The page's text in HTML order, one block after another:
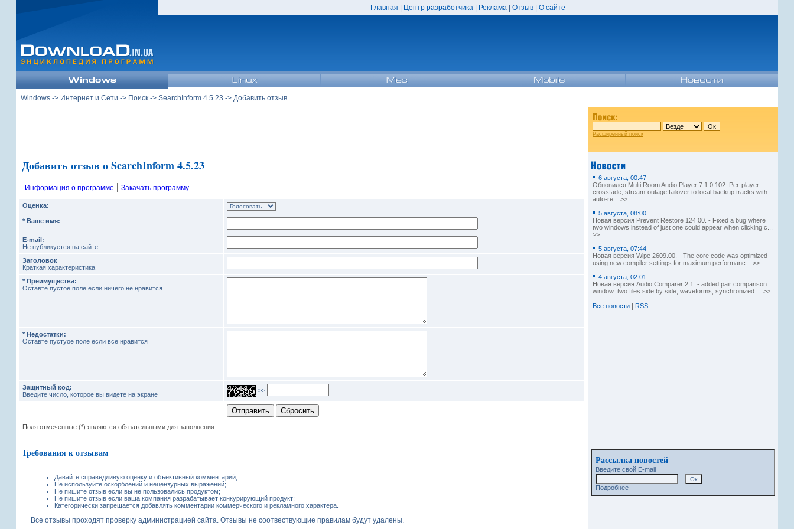
Главная Центр разработчика| Реклама| Отзыв| О сайте
Windows -> Интернет и Сети -> Поиск -> SearchInform 4.5.23 -> Добавить отзыв
Расширенный поиск
Добавить отзыв о SearchInform 4.5.23
Информация о программе Закачать программу
Оценка:
* Ваше имя:
E-mail:
Не публикуется на сайте
Заголовок
Краткая характеристика
* Преимущества:
Оставте пустое поле если ничего не нравится
* Недостатки:
Оставте пустуое поле если все нравится
Защитный код:
Введите число, которое вы видете на экране
>>
Поля отмеченные (*) являются обязательными для заполнения.
Требования к отзывам
Давайте справедливую оценку и объективный комментарий;
Не используйте оскорблений и нецензурных выражений;
Не пишите отзыв если вы не пользовались продуктом;
Не пишите отзыв если ваша компания разрабатывает конкурирующий продукт;
Категорически запрещается добавлять комментарии коммерческого и рекламного характера.
Все отзывы проходят проверку администрацией сайта. Отзывы не соотвествующие правилам будут удалены.
6 августа, 00:47
Обновился Multi Room Audio Player 7.1.0.102. Per-player
crossfade; stream-outage failover to local backup tracks with
auto-re... >>
5 августа, 08:00
Новая версия Prevent Restore 124.00. - Fixed a bug where
two windows instead of just one could appear when clicking c...
>>
5 августа, 07:44
Новая версия Wipe 2609.00. - The core code was optimized
using new compiler settings for maximum performanc... >>
4 августа, 02:01
Новая версия Audio Comparer 2.1. - added pair comparison
window: two files side by side, waveforms, synchronized ... >>
Все новости RSS
Рассылка новостей
Введите свой E-mail
Подробнее